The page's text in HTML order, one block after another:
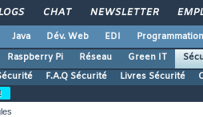
CHAT NEWSLETTER
Java Dév. Web EDI Programmation
Raspberry Pi Réseau Green IT
F.A.Q Sécurité Livres Sécurité